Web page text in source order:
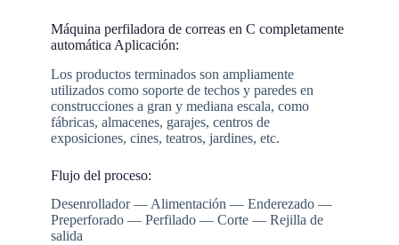
Máquina perfiladora de correas en C completamente
automática Aplicación:
Los productos terminados son ampliamente
utilizados como soporte de techos y paredes en
construcciones a gran y mediana escala, como
fábricas, almacenes, garajes, centros de
exposiciones, cines, teatros, jardines, etc.
Flujo del proceso:
Desenrollador — Alimentación — Enderezado —
Preperforado — Perfilado — Corte — Rejilla de
salida